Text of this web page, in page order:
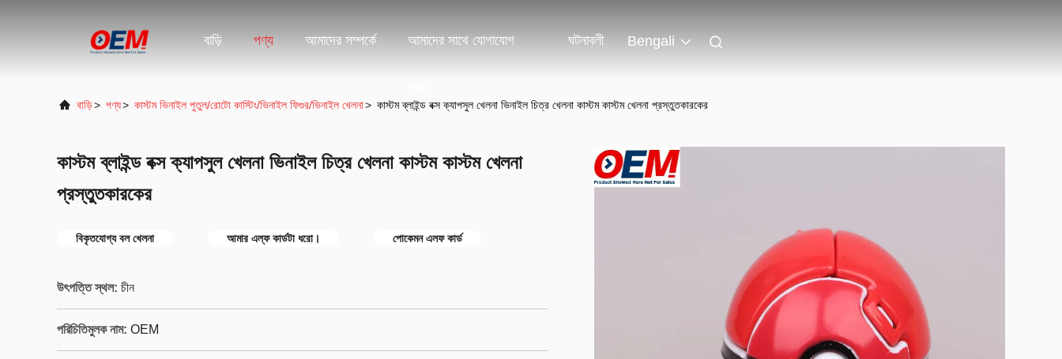
বাড়ি পণ্য আমাদের সম্পর্কে আমাদের সাথে যোগাযোগ ঘটনাবলী Bengali
বাড়ি> পণ্য> কাস্টম ভিনাইল পুতুল/রোটো কাস্টিং/ভিনাইল ফিগুর/ভিনাইল খেলনা> কাস্টম ব্লাইন্ড বক্স ক্যাপসুল খেলনা ভিনাইল চিত্র খেলনা কাস্টম কাস্টম খেলনা প্রস্তুতকারকের
কাস্টম ব্লাইন্ড বক্স ক্যাপসুল খেলনা ভিনাইল চিত্র খেলনা কাস্টম কাস্টম খেলনা
প্রস্তুতকারকের
বিকৃতযোগ্য বল খেলনা আমার এল্ফ কার্ডটা ধরো। পোকেমন এলফ কার্ড
উৎপত্তি স্থল: চীন
পরিচিতিমুলক নাম: OEM